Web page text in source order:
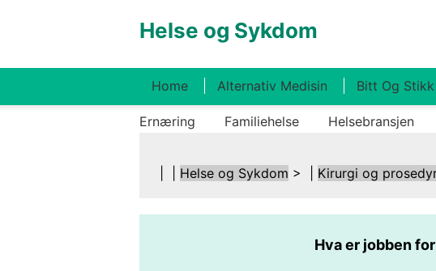
Helse og Sykdom
Home Alternativ Medisin Bitt Og Stikk
Ernæring Familiehelse Helsebransjen
Helse og Sykdom > | Kirurgi og
Hva er jobben